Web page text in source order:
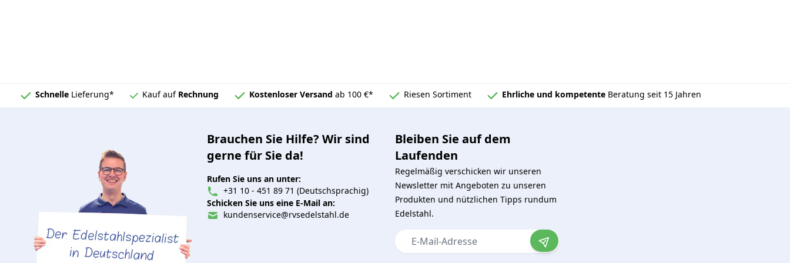
Schnelle Lieferung* Kauf auf Rechnung Kostenloser Versand ab 100 €* Riesen Sortiment Ehrliche und kompetente Beratung seit 15 Jahren
Brauchen Sie Hilfe? Wir sind
gerne für Sie da!
Rufen Sie uns an unter:
+31 10 - 451 89 71 (Deutschsprachig)
Schicken Sie uns eine E-Mail an:
kundenservice@rvsedelstahl.de
Bleiben Sie auf dem
Laufenden
Regelmäßig verschicken wir unseren
Newsletter mit Angeboten zu unseren
Produkten und nützlichen Tipps rundum
Edelstahl.
E-Mail-Adresse